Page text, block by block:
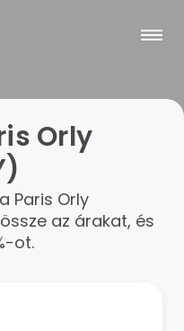
Orly
Paris Orly
az árakat, és
ot.